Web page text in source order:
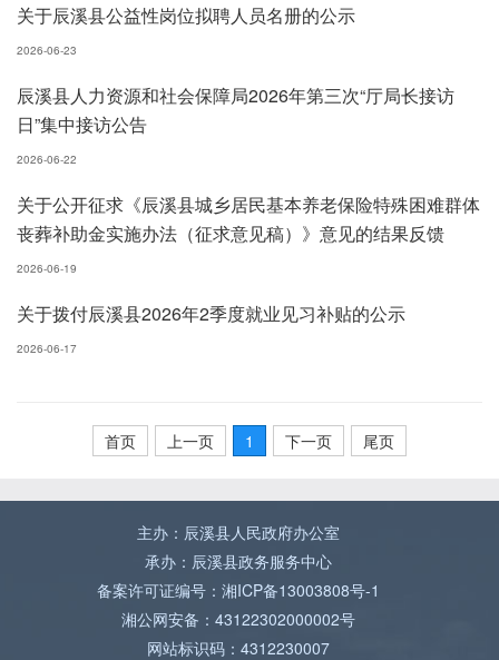
关于辰溪县公益性岗位拟聘人员名册的公示
2026-06-23
辰溪县人力资源和社会保障局2026年第三次“厅局长接访
日”集中接访公告
2026-06-22
关于公开征求《辰溪县城乡居民基本养老保险特殊困难群体
丧葬补助金实施办法（征求意见稿）》意见的结果反馈
2026-06-19
关于拨付辰溪县2026年2季度就业见习补贴的公示
2026-06-17
首页 上一页 1 下一页 尾页
主办：辰溪县人民政府办公室
承办：辰溪县政务服务中心
备案许可证编号：湘ICP备13003808号-1
湘公网安备：43122302000002号
网站标识码：4312230007